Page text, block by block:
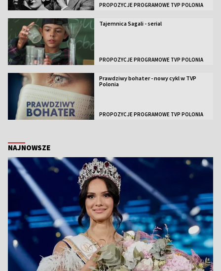
PROPOZYCJE PROGRAMOWE TVP POLONIA
Tajemnica Sagali - serial
PROPOZYCJE PROGRAMOWE TVP POLONIA
Prawdziwy bohater - nowy cykl w TVP
Polonia
PROPOZYCJE PROGRAMOWE TVP POLONIA
NAJNOWSZE